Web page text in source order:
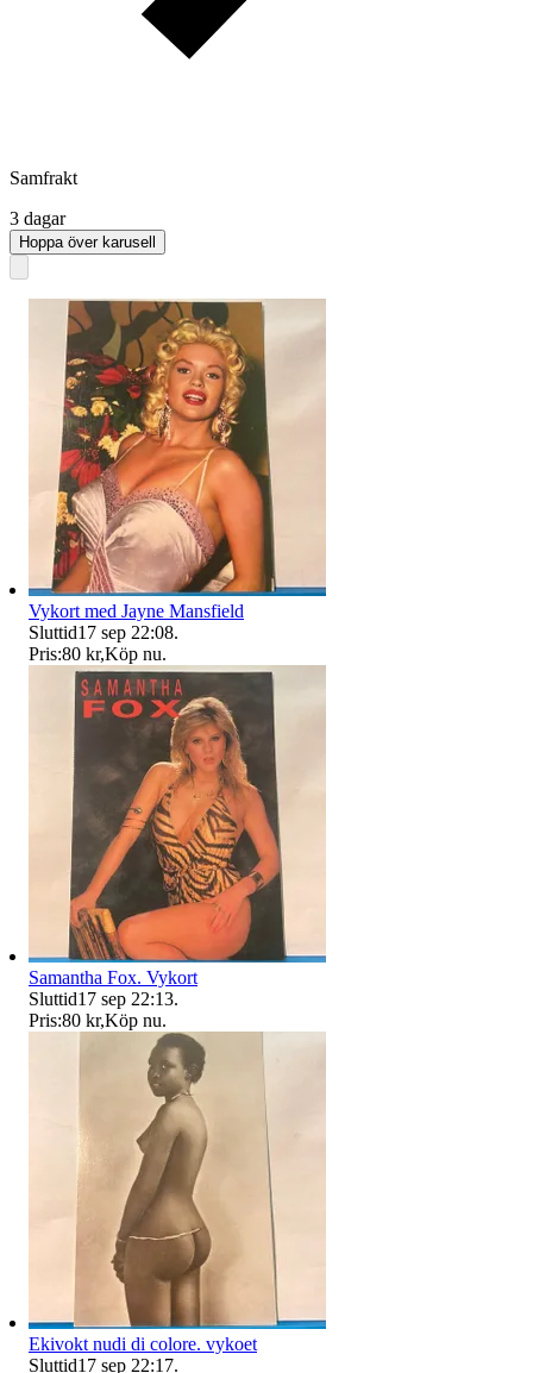
Samfrakt
3 dagar
Hoppa över karusell
Vykort med Jayne Mansfield
Sluttid17 sep 22:08.
Pris:80 kr,Köp nu.
Samantha Fox. Vykort
Sluttid17 sep 22:13.
Pris:80 kr,Köp nu.
Ekivokt nudi di colore. vykoet
Sluttid17 sep 22:17.